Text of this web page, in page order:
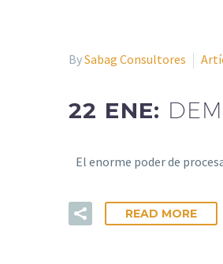
BySabag Consultores
22 ENE:
El enorme poder de
READ MORE